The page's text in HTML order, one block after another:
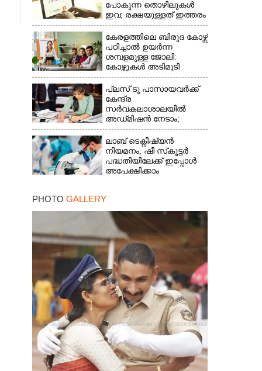
പോകുന്ന തൊഴിലുകൾ
ഇവ; രക്ഷയുള്ളത് ഇത്തരം
ജോലികൾക്ക് മാത്രം
കേരളത്തിലെ ബിരുദ കോഴ്സ്
പഠിച്ചാൽ ഉയർന്ന
ശമ്പളമുള്ള ജോലി:​
കോഴ്സുകൾ അടിമുടി
മാറ്റാൻ പദ്ധതി
പ്ലസ് ടു പാസായവർക്ക്
കേന്ദ്ര
സർവകലാശാലയിൽ
അഡ്‌മിഷൻ നേടാം;
പ്രവേശന പരീക്ഷയ്‌ക്കായി
ഓഗസ്റ്റ് ഏഴ് മുതൽ
അപേക്ഷിക്കൂ
ലാബ് ടെക്നീഷ്യൻ
നിയമനം, ഷീ സ്‌കൂട്ടർ
പദ്ധതിയിലേക്ക് ഇപ്പോൾ
അപേക്ഷിക്കാം
PHOTO GALLERY